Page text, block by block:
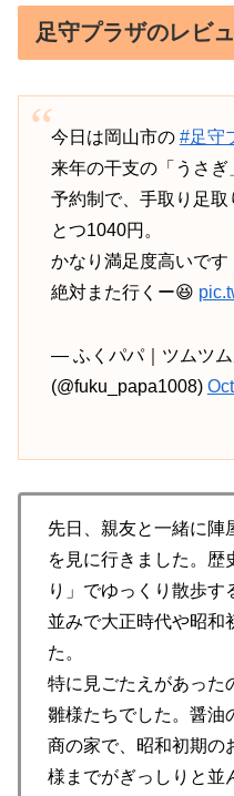
足守プラザのレビ
今日は岡山市の #足守
来年の干支の「うさぎ
予約制で、手取り足
とつ1040円。
かなり満足度高いです
絶対また行くー😆
— ふくパパ｜ツムツ
(@fuku_papa1008)
先日、親友と一緒に陣
を見に行きました。歴
り」でゆっくり散歩
並みで大正時代や昭和
た。
特に見ごたえがあった
雛様たちでした。醤油
商の家で、昭和初期の
様までがぎっしりと並